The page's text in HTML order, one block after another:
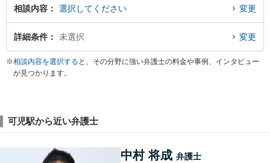
相談内容 選択してください 変更
詳細条件 未選択 変更
※相談内容を選択する と、その分野に強い弁護士の料金や事例、インタビュー
が見つかります。
可児駅から近い弁護士
中村 将成 弁護士